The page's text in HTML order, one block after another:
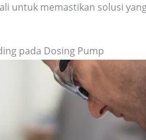
untuk memastikan solusi
pada Dosing Pump